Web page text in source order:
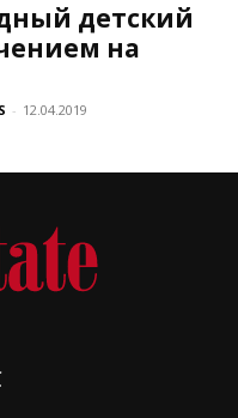
детский
на
- 12.04.2019